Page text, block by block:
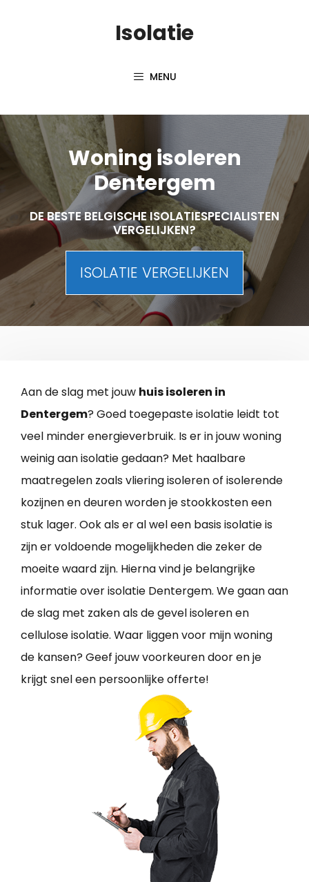
Isolatie
MENU
Woning isoleren
Dentergem
DE BESTE BELGISCHE ISOLATIESPECIALISTEN
VERGELIJKEN?
ISOLATIE VERGELIJKEN
Aan de slag met jouw huis isoleren in
Dentergem? Goed toegepaste isolatie leidt tot
veel minder energieverbruik. Is er in jouw woning
weinig aan isolatie gedaan? Met haalbare
maatregelen zoals vliering isoleren of isolerende
kozijnen en deuren worden je stookkosten een
stuk lager. Ook als er al wel een basis isolatie is
zijn er voldoende mogelijkheden die zeker de
moeite waard zijn. Hierna vind je belangrijke
informatie over isolatie Dentergem. We gaan aan
de slag met zaken als de gevel isoleren en
cellulose isolatie. Waar liggen voor mijn woning
de kansen? Geef jouw voorkeuren door en je
krijgt snel een persoonlijke offerte!